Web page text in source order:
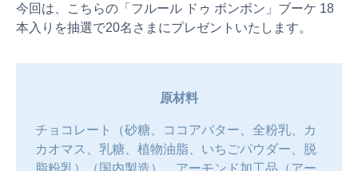
今回は、こちらの「フルール ドゥ ボンボン」ブーケ 18
本入りを抽選で20名さまにプレゼントいたします。
原材料
チョコレート（砂糖、ココアバター、全粉乳、カ
カオマス、乳糖、植物油脂、いちごパウダー、脱
脂粉乳）（国内製造）、アーモンド加工品（アー